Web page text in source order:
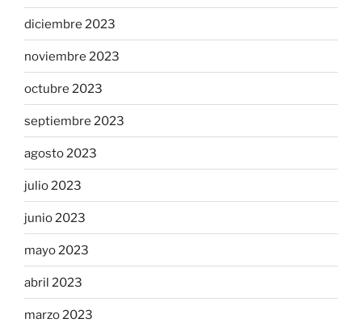
diciembre 2023
noviembre 2023
octubre 2023
septiembre 2023
agosto 2023
julio 2023
junio 2023
mayo 2023
abril 2023
marzo 2023